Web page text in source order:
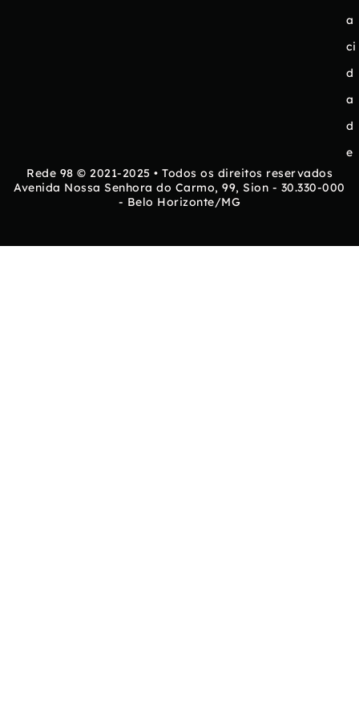
a
ci
d
a
d
e
Rede 98 © 2021-2025 • Todos os direitos reservados
Avenida Nossa Senhora do Carmo, 99, Sion - 30.330-000
- Belo Horizonte/MG